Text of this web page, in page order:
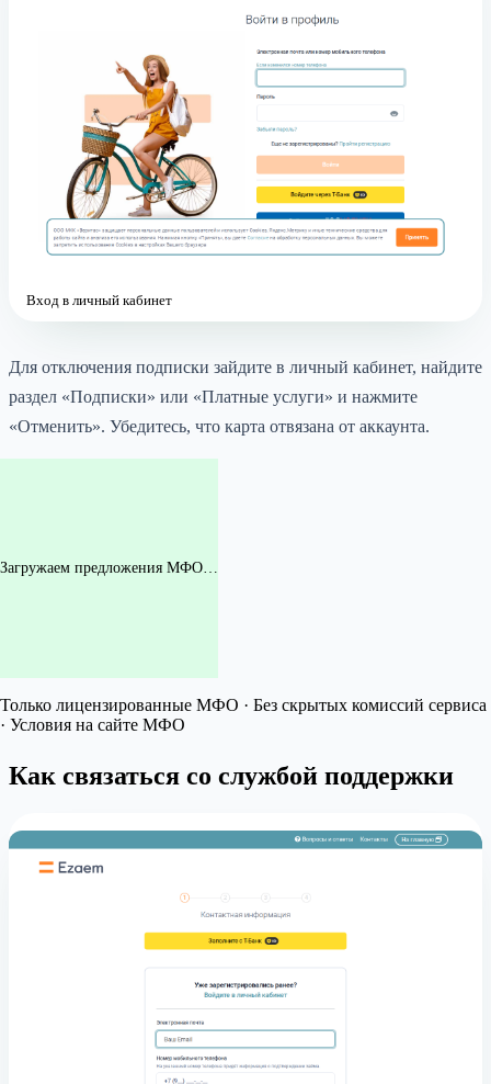
Вход в личный кабинет
Для отключения подписки зайдите в личный кабинет, найдите
раздел «Подписки» или «Платные услуги» и нажмите
«Отменить». Убедитесь, что карта отвязана от аккаунта.
Загружаем предложения МФО…
Только лицензированные МФО · Без скрытых комиссий сервиса
· Условия на сайте МФО
Как связаться со службой поддержки